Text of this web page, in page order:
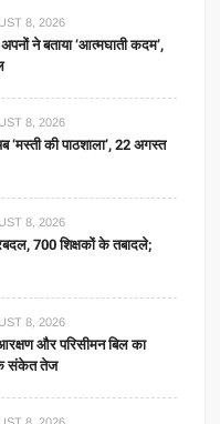
8, 2026
ने बताया ‘आत्मघाती कदम’,
8, 2026
की पाठशाला’, 22 अगस्त
8, 2026
700 शिक्षकों के तबादले;
8, 2026
और परिसीमन बिल का
संकेत तेज